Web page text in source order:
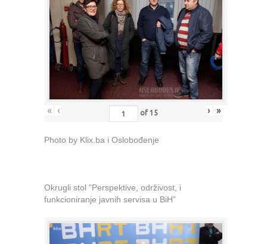
« ‹ of 15 › »
Photo by Klix.ba i Oslobođenje
Okrugli stol ”Perspektive, održivost, i
funkcioniranje javnih servisa u BiH”